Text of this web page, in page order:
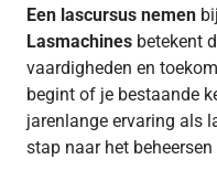
Een lascursus nemen bij
Lasmachines betekent
vaardigheden en
begint of je bestaande
jarenlange ervaring als
stap naar het